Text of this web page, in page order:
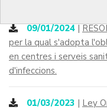
09/01/2024 |
per la qual s'adopta
en centres i serveis
d'infeccions.
01/03/2023 | Ley